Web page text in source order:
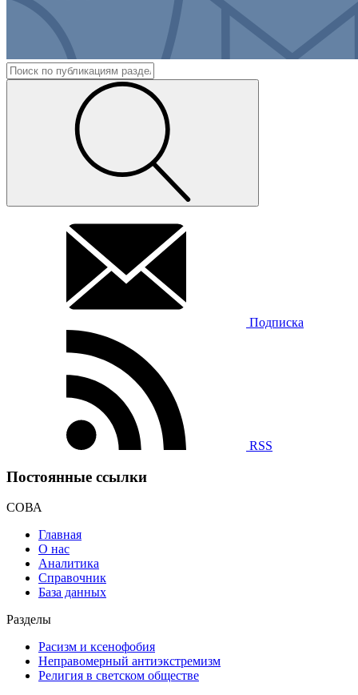
Подписка
RSS
Постоянные ссылки
СОВА
Главная
О нас
Аналитика
Справочник
База данных
Разделы
Расизм и ксенофобия
Неправомерный антиэкстремизм
Религия в светском обществе